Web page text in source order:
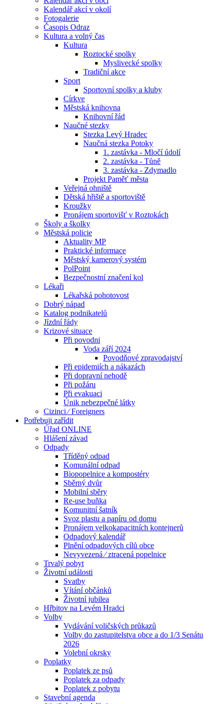
Kalendář akcí v okolí
Fotogalerie
Časopis Odraz
Kultura a volný čas
Kultura
Roztocké spolky
Myslivecké spolky
Tradiční akce
Sport
Sportovní spolky a kluby
Církve
Městská knihovna
Knihovní řád
Naučné stezky
Stezka Levý Hradec
Naučná stezka Potoky
1. zastávka - Mločí údolí
2. zastávka - Tůně
3. zastávka - Zdymadlo
Projekt Paměť města
Veřejná ohniště
Dětská hřiště a sportoviště
Kroužky
Pronájem sportovišť v Roztokách
Školy a školky
Městská policie
Aktuality MP
Praktické informace
Městský kamerový systém
PolPoint
Bezpečnostní značení kol
Lékaři
Lékařská pohotovost
Dobrý nápad
Katalog podnikatelů
Jízdní řády
Krizové situace
Při povodni
Voda září 2024
Povodňové zpravodajství
Při epidemiích a nákazách
Při dopravní nehodě
Při požáru
Při evakuaci
Únik nebezpečné látky
Cizinci ⁄ Foreigners
Potřebuji zařídit
Úřad ONLINE
Hlášení závad
Odpady
Tříděný odpad
Komunální odpad
Biopopelnice a kompostéry
Sběrný dvůr
Mobilní sběry
Re-use buňka
Komunitní šatník
Svoz plastu a papíru od domu
Pronájem velkokapacitních kontejnerů
Odpadový kalendář
Plnění odpadových cílů obce
Nevyvezená ⁄ ztracená popelnice
Trvalý pobyt
Životní události
Svatby
Vítání občánků
Životní jubilea
Hřbitov na Levém Hradci
Volby
Vydávání voličských průkazů
Volby do zastupitelstva obce a do 1/3 Senátu
2026
Volební okrsky
Poplatky
Poplatek ze psů
Poplatek za odpady
Poplatek z pobytu
Stavební agenda